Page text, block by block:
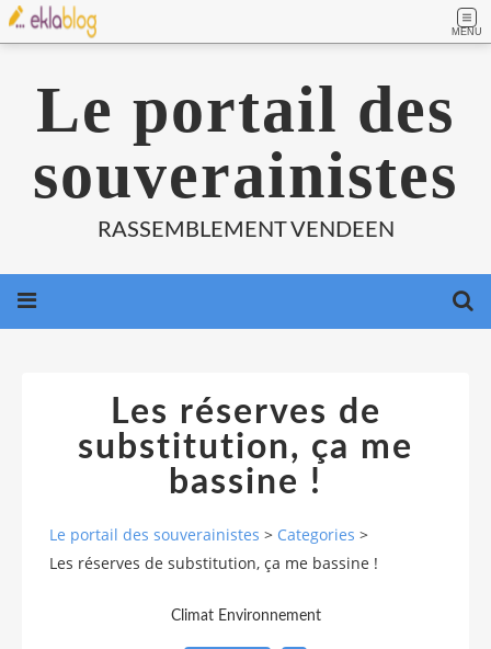
MENU
Le portail des
souverainistes
RASSEMBLEMENT VENDEEN
Les réserves de
substitution, ça me
bassine !
Le portail des souverainistes > Categories >
Les réserves de substitution, ça me bassine !
Climat Environnement